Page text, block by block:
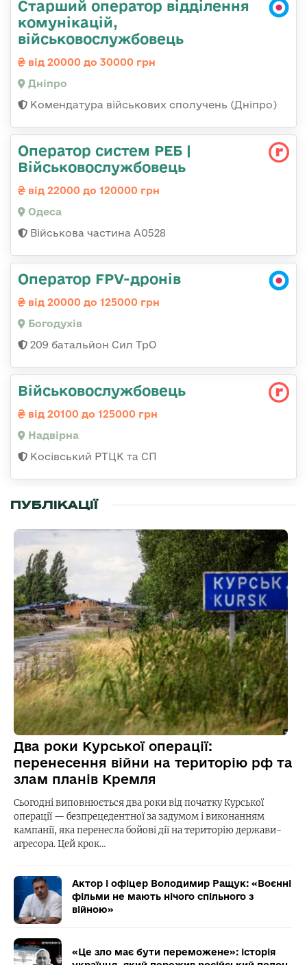
Старший оператор відділення
комунікацій,
військовослужбовець
від 20000 до 30000 грн
Дніпро
Комендатура військових сполучень (Дніпро)
Оператор систем РЕБ |
Військовослужбовець
від 22000 до 120000 грн
Одеса
Військова частина А0528
Оператор FPV-дронів
від 20000 до 125000 грн
Богодухів
209 батальйон Сил ТрО
Військовослужбовець
від 20100 до 125000 грн
Надвірна
Косівський РТЦК та СП
ПУБЛІКАЦІЇ
Два роки Курської операції:
перенесення війни на територію рф та
злам планів Кремля
Сьогодні виповнюється два роки від початку Курської
операції — безпрецедентної за задумом і виконанням
кампанії, яка перенесла бойові дії на територію держави-
агресора. Цей крок…
Актор і офіцер Володимир Ращук: «Воєнні
фільми не мають нічого спільного з
війною»
«Це зло має бути переможене»: історія